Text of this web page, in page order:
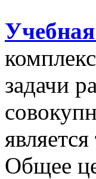
задачи
Общее